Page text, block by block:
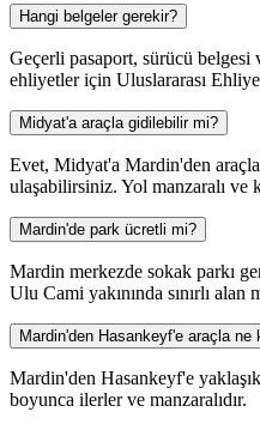
Hangi belgeler gerekir?
Geçerli pasaport, sürücü belgesi
ehliyetler için Uluslararası
Midyat'a araçla gidilebilir mi?
Evet, Midyat'a Mardin'den
ulaşabilirsiniz. Yol manzaralı ve
Mardin'de park ücretli mi?
Mardin merkezde sokak parkı
Ulu Cami yakınında sınırlı alan
Mardin'den Hasankeyf'e araçla ne
Mardin'den Hasankeyf'e
boyunca ilerler ve manzaralıdır.